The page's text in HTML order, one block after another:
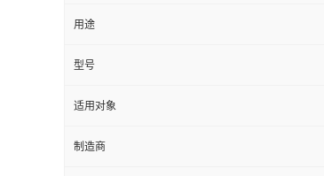
用途
型号
适用对象
制造商